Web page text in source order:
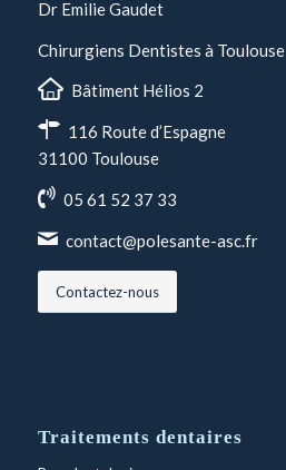
Dr Emilie Gaudet
Chirurgiens Dentistes à Toulouse
Bâtiment Hélios 2
116 Route d’Espagne
31100 Toulouse
05 61 52 37 33
contact@polesante-asc.fr
Contactez-nous
Traitements dentaires